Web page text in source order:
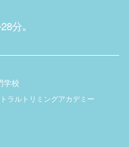
分｡
学校
ラルトリミングアカデミー